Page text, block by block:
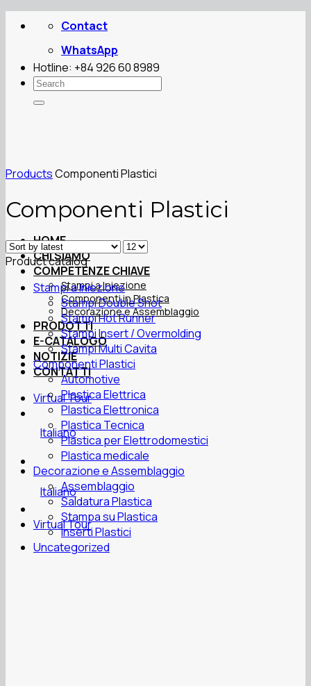
contenuti
Contact
WhatsApp
Hotline: +84 926 60 8989
Search
for:
HOME
CHI SIAMO
COMPETENZE CHIAVE
Stampi a Iniezione
Componenti in Plastica
Decorazione e Assemblaggio
PRODOTTI
E-CATALOGO
NOTIZIE
CONTATTI
Virtual Tour
Italiano
Italiano
Virtual Tour
ProductsComponenti Plastici
Componenti Plastici
Product catalog
Stampi a Iniezione
Stampi Double Shot
Stampi Hot Runner
Stampi Insert / Overmolding
Stampi Multi Cavita
Componenti Plastici
Automotive
Plastica Elettrica
Plastica Elettronica
Plastica Tecnica
Plastica per Elettrodomestici
Plastica medicale
Decorazione e Assemblaggio
Assemblaggio
Saldatura Plastica
Stampa su Plastica
Inserti Plastici
Uncategorized